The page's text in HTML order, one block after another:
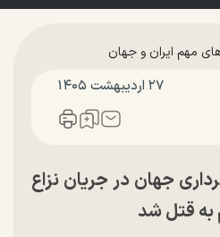
مهم ایران و جهان
۲۷ ارديبهشت ۱۴۰۵
جهان در جریان نزاع
قتل شد